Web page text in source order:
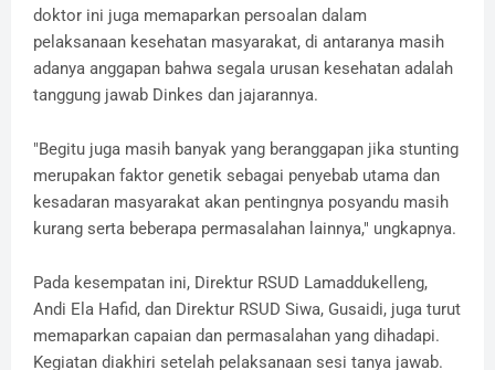
doktor ini juga memaparkan persoalan dalam
pelaksanaan kesehatan masyarakat, di antaranya masih
adanya anggapan bahwa segala urusan kesehatan adalah
tanggung jawab Dinkes dan jajarannya.
"Begitu juga masih banyak yang beranggapan jika stunting
merupakan faktor genetik sebagai penyebab utama dan
kesadaran masyarakat akan pentingnya posyandu masih
kurang serta beberapa permasalahan lainnya," ungkapnya.
Pada kesempatan ini, Direktur RSUD Lamaddukelleng,
Andi Ela Hafid, dan Direktur RSUD Siwa, Gusaidi, juga turut
memaparkan capaian dan permasalahan yang dihadapi.
Kegiatan diakhiri setelah pelaksanaan sesi tanya jawab.